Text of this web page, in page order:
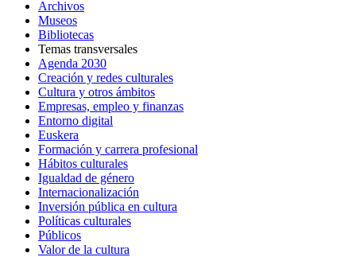
Archivos
Museos
Bibliotecas
Temas transversales
Agenda 2030
Creación y redes culturales
Cultura y otros ámbitos
Empresas, empleo y finanzas
Entorno digital
Euskera
Formación y carrera profesional
Hábitos culturales
Igualdad de género
Internacionalización
Inversión pública en cultura
Políticas culturales
Públicos
Valor de la cultura